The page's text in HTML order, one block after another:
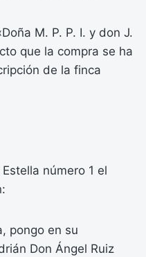
M. P. P. I. y don J.
que la compra se ha
de la finca
número 1 el
pongo en su
Don Ángel Ruiz